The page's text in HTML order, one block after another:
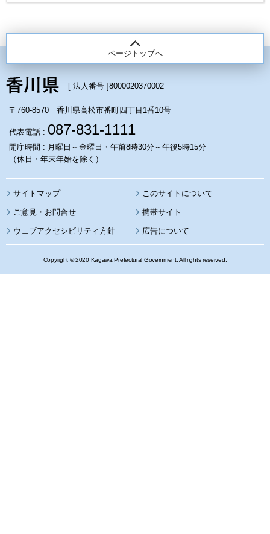
ページトップへ
[ 法人番号 ]8000020370002
〒760-8570 香川県高松市番町四丁目1番10号
代表電話 : 087-831-1111
開庁時間 : 月曜日～金曜日・午前8時30分～午後5時15分
（休日・年末年始を除く）
サイトマップ このサイトについて
携帯サイト
ウェブアクセシビリティ方針 広告について
Copyright © 2020 Kagawa Prefectural Government. All rights reserved.